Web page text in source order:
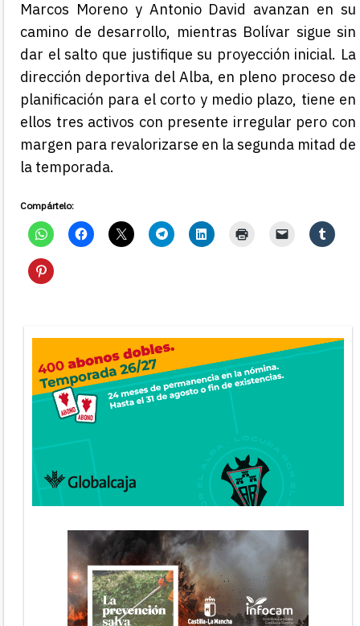
Marcos Moreno y Antonio David avanzan en su
camino de desarrollo, mientras Bolívar sigue sin
dar el salto que justifique su proyección inicial. La
dirección deportiva del Alba, en pleno proceso de
planificación para el corto y medio plazo, tiene en
ellos tres activos con presente irregular pero con
margen para revalorizarse en la segunda mitad de
la temporada.
Compártelo: